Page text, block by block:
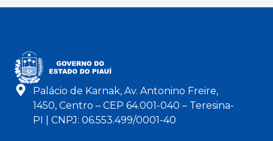
Palácio de Karnak, Av. Antonino Freire,
1450, Centro – CEP 64.001-040 – Teresina-
PI | CNPJ: 06.553.499/0001-40